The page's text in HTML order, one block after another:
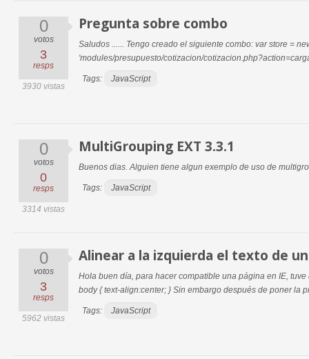
0
votos
3
resps
3930 vistas
Pregunta sobre combo
Saludos ...... Tengo creado el siguiente combo: var store =
'modules/presupuesto/cotizacion/
Tags: JavaScript
0
votos
0
resps
3314 vistas
MultiGrouping EXT 3.3.1
Buenos dias. Alguien tiene algun exemplo de uso de
Tags: JavaScript
0
votos
3
resps
5962 vistas
Alinear a la izquierda el texto de
Hola buen día, para hacer compatible una página en IE,
body { text-align:center; } Sin embargo después de poner la
Tags: JavaScript